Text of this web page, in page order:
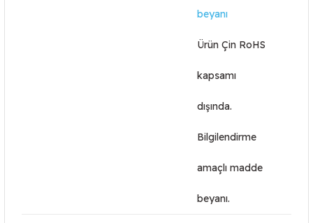
beyanı
Ürün Çin RoHS
kapsamı
dışında.
Bilgilendirme
amaçlı madde
beyanı.